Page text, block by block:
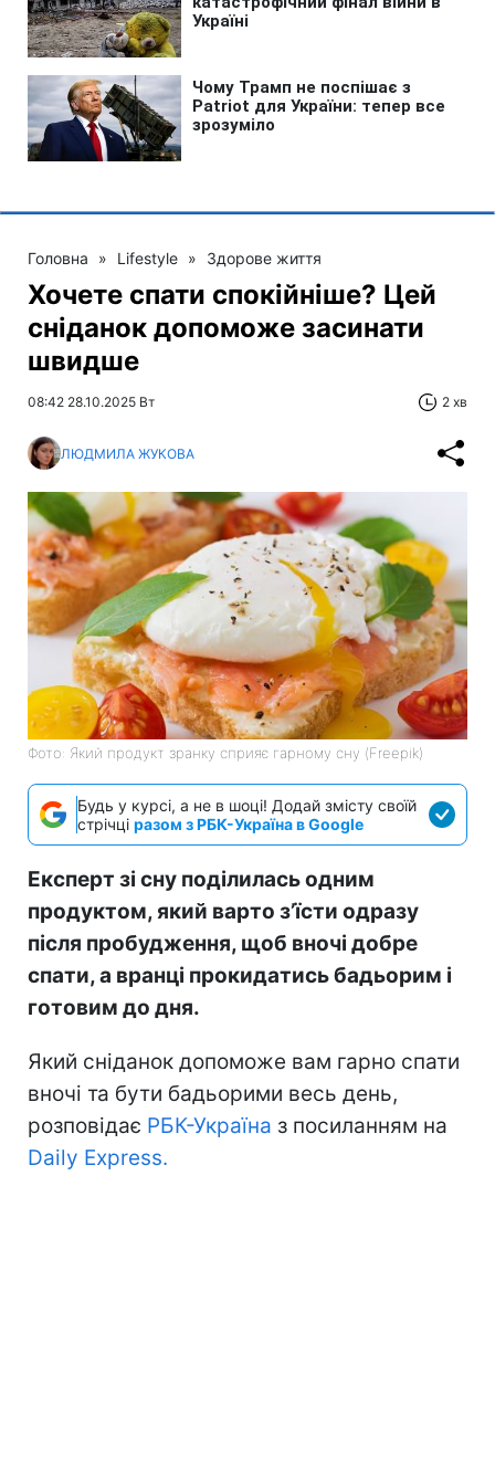
Головна » Lifestyle » Здорове життя
Хочете спати спокійніше? Цей
сніданок допоможе засинати
швидше
08:42 28.10.2025 Вт 2 хв
ЛЮДМИЛА ЖУКОВА
Фото: Який продукт зранку сприяє гарному сну (Freepik)
Будь у курсі, а не в шоці! Додай змісту своїй
стрічці разом з РБК-Україна в Google
Експерт зі сну поділилась одним
продуктом, який варто з’їсти одразу
після пробудження, щоб вночі добре
спати, а вранці прокидатись бадьорим і
готовим до дня.
Який сніданок допоможе вам гарно спати
вночі та бути бадьорими весь день,
розповідає РБК-Україна з посиланням на
Daily Express.